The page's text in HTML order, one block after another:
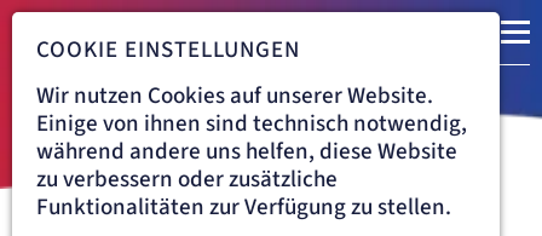
COOKIE EINSTELLUNGEN
Wir nutzen Cookies auf unserer Website.
Einige von ihnen sind technisch notwendig,
während andere uns helfen, diese Website
zu verbessern oder zusätzliche
Funktionalitäten zur Verfügung zu stellen.